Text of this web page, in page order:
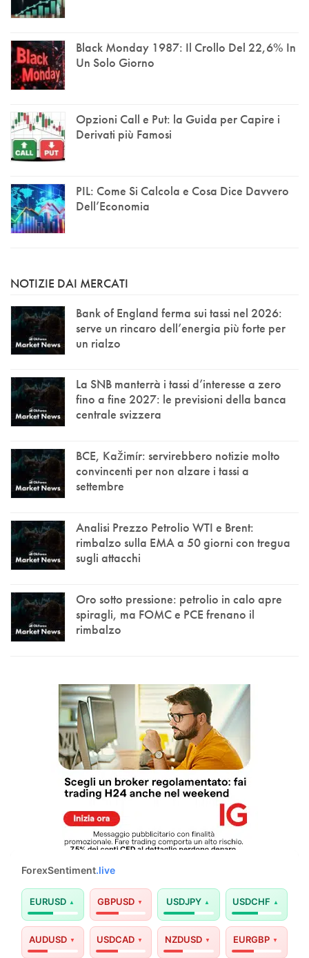
Black Monday 1987: Il Crollo Del 22,6% In
Un Solo Giorno
Opzioni Call e Put: la Guida per Capire i
Derivati più Famosi
PIL: Come Si Calcola e Cosa Dice Davvero
Dell’Economia
NOTIZIE DAI MERCATI
Bank of England ferma sui tassi nel 2026:
serve un rincaro dell’energia più forte per
un rialzo
La SNB manterrà i tassi d’interesse a zero
fino a fine 2027: le previsioni della banca
centrale svizzera
BCE, Kažimír: servirebbero notizie molto
convincenti per non alzare i tassi a
settembre
Analisi Prezzo Petrolio WTI e Brent:
rimbalzo sulla EMA a 50 giorni con tregua
sugli attacchi
Oro sotto pressione: petrolio in calo apre
spiragli, ma FOMC e PCE frenano il
rimbalzo
ForexSentiment.live
EURUSD GBPUSD USDJPY USDCHF
AUDUSD USDCAD NZDUSD EURGBP